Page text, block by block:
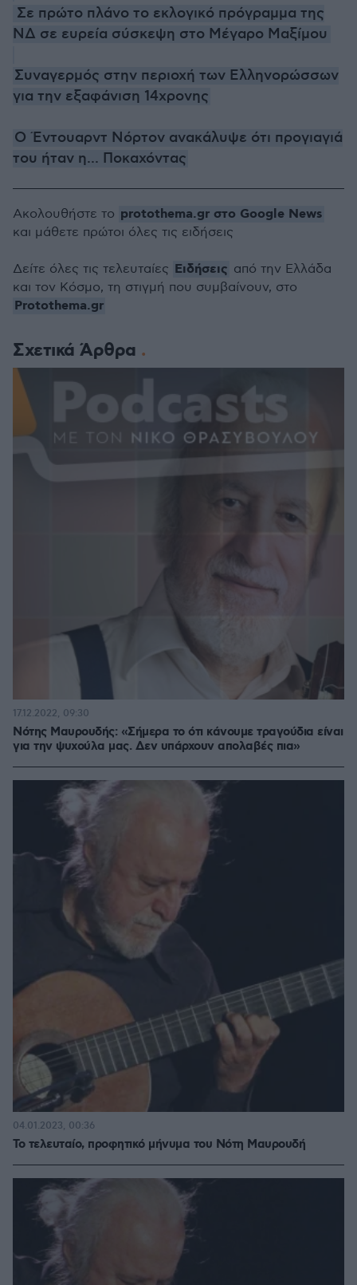
Σε πρώτο πλάνο το εκλογικό πρόγραμμα της
ΝΔ σε ευρεία σύσκεψη στο Μέγαρο Μαξίμου
Συναγερμός στην περιοχή των Ελληνορώσσων
για την εξαφάνιση 14χρονης
Ο Έντουαρντ Νόρτον ανακάλυψε ότι προγιαγιά
του ήταν η... Ποκαχόντας
Σχετικά Άρθρα
Νότης Μαυρουδής: «Σήμερα το ότι κάνουμε τραγούδια είναι
για την ψυχούλα μας. Δεν υπάρχουν απολαβές πια»
17.12.2022, 09:30
Το τελευταίο, προφητικό μήνυμα του Νότη Μαυρουδή
04.01.2023, 00:36
Ακολουθήστε το protothema.gr στο Google News
και μάθετε πρώτοι όλες τις ειδήσεις
Δείτε όλες τις τελευταίες Ειδήσεις από την Ελλάδα
και τον Κόσμο, τη στιγμή που συμβαίνουν, στο
Protothema.gr